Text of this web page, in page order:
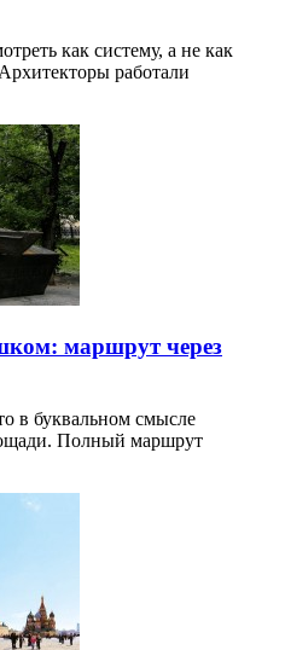
как систему, а не как
работали
маршрут через
в буквальном смысле
Полный маршрут